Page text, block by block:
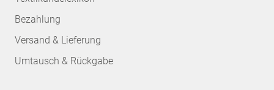
Bezahlung
Versand & Lieferung
Umtausch & Rückgabe